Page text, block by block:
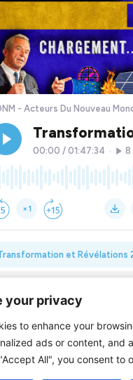
your privacy
to enhance your
ads or content, and
All", you consent to